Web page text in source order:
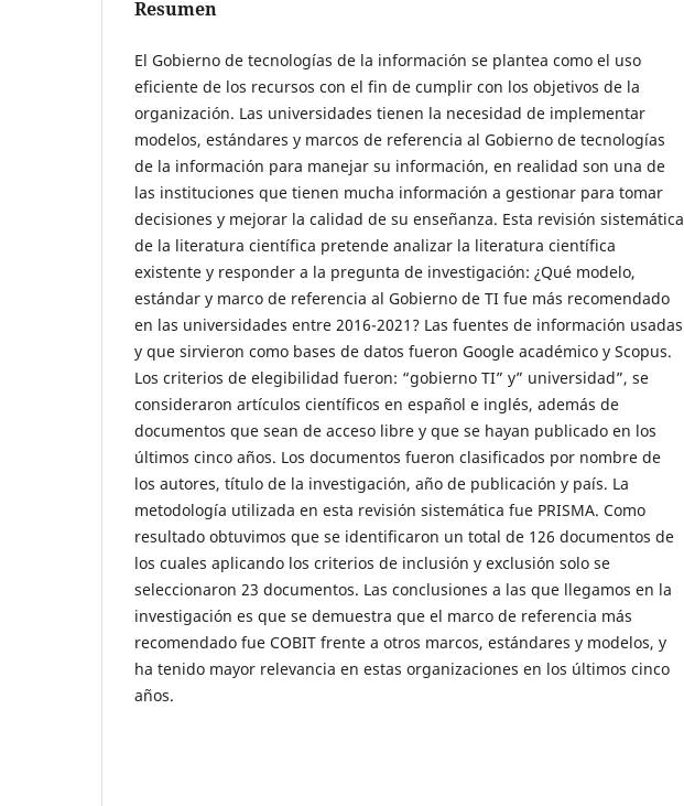
Resumen
El Gobierno de tecnologías de la información se plantea como el uso
eficiente de los recursos con el fin de cumplir con los objetivos de la
organización. Las universidades tienen la necesidad de implementar
modelos, estándares y marcos de referencia al Gobierno de tecnologías
de la información para manejar su información, en realidad son una de
las instituciones que tienen mucha información a gestionar para tomar
decisiones y mejorar la calidad de su enseñanza. Esta revisión sistemática
de la literatura científica pretende analizar la literatura científica
existente y responder a la pregunta de investigación: ¿Qué modelo,
estándar y marco de referencia al Gobierno de TI fue más recomendado
en las universidades entre 2016-2021? Las fuentes de información usadas
y que sirvieron como bases de datos fueron Google académico y Scopus.
Los criterios de elegibilidad fueron: “gobierno TI” y” universidad”, se
consideraron artículos científicos en español e inglés, además de
documentos que sean de acceso libre y que se hayan publicado en los
últimos cinco años. Los documentos fueron clasificados por nombre de
los autores, título de la investigación, año de publicación y país. La
metodología utilizada en esta revisión sistemática fue PRISMA. Como
resultado obtuvimos que se identificaron un total de 126 documentos de
los cuales aplicando los criterios de inclusión y exclusión solo se
seleccionaron 23 documentos. Las conclusiones a las que llegamos en la
investigación es que se demuestra que el marco de referencia más
recomendado fue COBIT frente a otros marcos, estándares y modelos, y
ha tenido mayor relevancia en estas organizaciones en los últimos cinco
años.